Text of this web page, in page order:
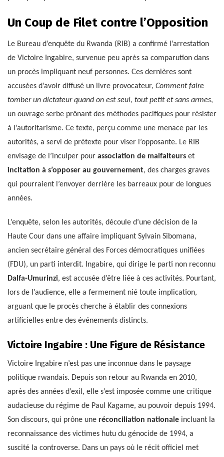
Un Coup de Filet contre l’Opposition
Le Bureau d’enquête du Rwanda (RIB) a confirmé l’arrestation
de Victoire Ingabire, survenue peu après sa comparution dans
un procès impliquant neuf personnes. Ces dernières sont
accusées d’avoir diffusé un livre provocateur, Comment faire
tomber un dictateur quand on est seul, tout petit et sans armes,
un ouvrage serbe prônant des méthodes pacifiques pour résister
à l’autoritarisme. Ce texte, perçu comme une menace par les
autorités, a servi de prétexte pour viser l’opposante. Le RIB
envisage de l’inculper pour association de malfaiteurs et
incitation à s’opposer au gouvernement, des charges graves
qui pourraient l’envoyer derrière les barreaux pour de longues
années.
L’enquête, selon les autorités, découle d’une décision de la
Haute Cour dans une affaire impliquant Sylvain Sibomana,
ancien secrétaire général des Forces démocratiques unifiées
(FDU), un parti interdit. Ingabire, qui dirige le parti non reconnu
Dalfa-Umurinzi, est accusée d’être liée à ces activités. Pourtant,
lors de l’audience, elle a fermement nié toute implication,
arguant que le procès cherche à établir des connexions
artificielles entre des événements distincts.
Victoire Ingabire : Une Figure de Résistance
Victoire Ingabire n’est pas une inconnue dans le paysage
politique rwandais. Depuis son retour au Rwanda en 2010,
après des années d’exil, elle s’est imposée comme une critique
audacieuse du régime de Paul Kagame, au pouvoir depuis 1994.
Son discours, qui prône une réconciliation nationale incluant la
reconnaissance des victimes hutu du génocide de 1994, a
suscité la controverse. Dans un pays où le récit officiel met